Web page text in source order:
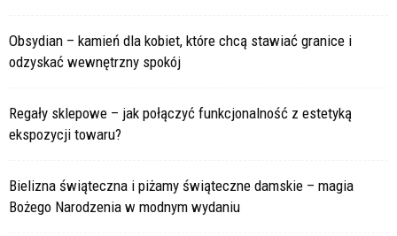
Obsydian – kamień dla kobiet, które chcą stawiać granice i
odzyskać wewnętrzny spokój
Regały sklepowe – jak połączyć funkcjonalność z estetyką
ekspozycji towaru?
Bielizna świąteczna i piżamy świąteczne damskie – magia
Bożego Narodzenia w modnym wydaniu